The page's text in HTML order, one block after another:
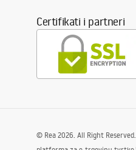
Certifikati i partneri
© Rea 2026. All Right Reserved.